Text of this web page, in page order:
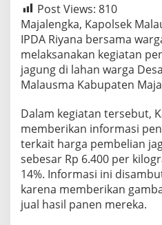
Post Views: 810
Majalengka, Kapolsek
IPDA Riyana bersama
melaksanakan kegiatan
jagung di lahan warga
Malausma Kabupaten
Dalam kegiatan tersebut,
memberikan informasi
terkait harga pembelian
sebesar Rp 6.400 per
14%. Informasi ini
karena memberikan
jual hasil panen mereka.